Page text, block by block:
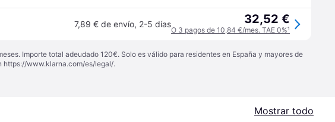
7,89 € de envío, 2-5 días 32,52 €
O 3 pagos de 10,84 €/mes. TAE 0%¹
Importe total adeudado 120€. Solo es válido para residentes en España y mayores de
https://www.klarna.com/es/legal/.
Mostrar todo